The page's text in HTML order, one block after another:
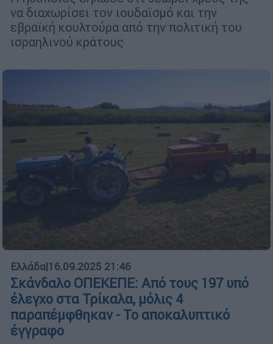
να διαχωρίσει τον ιουδαϊσμό και την
εβραϊκή κουλτούρα από την πολιτική του
ισραηλινού κράτους
Ελλάδα|16.09.2025 21:46
Σκάνδαλο ΟΠΕΚΕΠΕ: Από τους 197 υπό
έλεγχο στα Τρίκαλα, μόλις 4
παραπέμφθηκαν - Το αποκαλυπτικό
έγγραφο